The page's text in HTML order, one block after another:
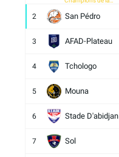
2 San Pédro
3 AFAD-Plateau
4 Tchologo
5 Mouna
6 Stade D'abidjan
7 Sol